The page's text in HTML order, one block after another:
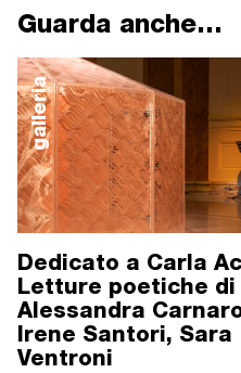
Guarda anche...
galleria
Dedicato a Carla
Letture poetiche di
Alessandra
Irene Santori, Sara
Ventroni